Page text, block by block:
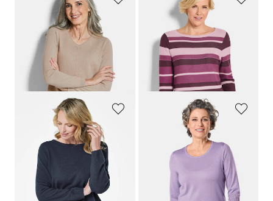
59,95 € 89,95 €
Laagste prijs van de afgelopen 30
dagen**: 69,95 €
(-14%)
GOLDNER
Tricot pullover met streepdessin
49,95 € 99,95 €
Laagste prijs van de afgelopen 30
dagen**: 59,95 €
(-16%)
Pullover van kasjmier met boothals
109,95 €
149,95 €
+ 7
Laagste prijs van de afgelopen 30
dagen**: 119,95 €
(-8%)
49,95 €